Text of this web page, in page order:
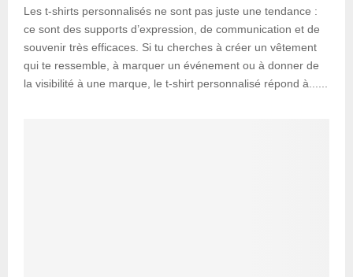
Les t-shirts personnalisés ne sont pas juste une tendance :
ce sont des supports d’expression, de communication et de
souvenir très efficaces. Si tu cherches à créer un vêtement
qui te ressemble, à marquer un événement ou à donner de
la visibilité à une marque, le t-shirt personnalisé répond à......